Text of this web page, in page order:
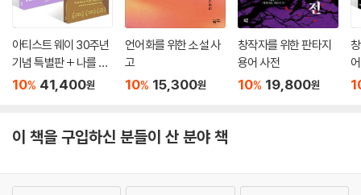
아티스트 웨이 30주년
기념 특별판 + 나를 위
해 쓸 권리 세트
10% 41,400원
언어화를 위한 소설 사
고
10% 15,300원
창작자를 위한 판타지
용어 사전
10% 19,800원
이 책을 구입하신 분들이 산 분야 책